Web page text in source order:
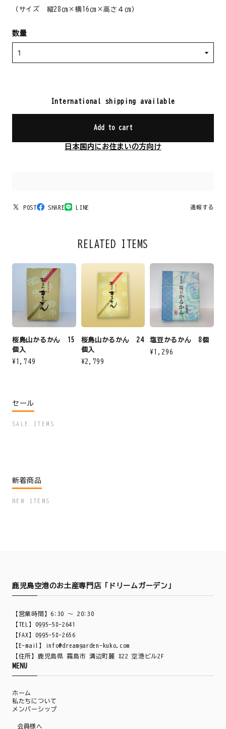
（サイズ 縦28㎝×横16㎝×高さ４㎝）
数量
International shipping available
Add to cart
日本国内にお住まいの方向け
POST SHARE LINE 通報する
RELATED ITEMS
桜島山かるかん 15
個入
¥1,749
桜島山かるかん 24
個入
¥2,799
塩豆かるかん 8個
¥1,296
セール
SALE ITEMS
新着商品
NEW ITEMS
鹿児島空港のお土産専門店「ドリームガーデン」
【営業時間】6:30 ～ 20:30
【TEL】0995-58-2641
【FAX】0995-58-2656
【E-mail】
info@dreamgarden-kuko.com
【住所】鹿児島県 霧島市 溝辺町麗 822 空港ビル2F
MENU
ホーム
私たちについて
メンバーシップ
会員様へ